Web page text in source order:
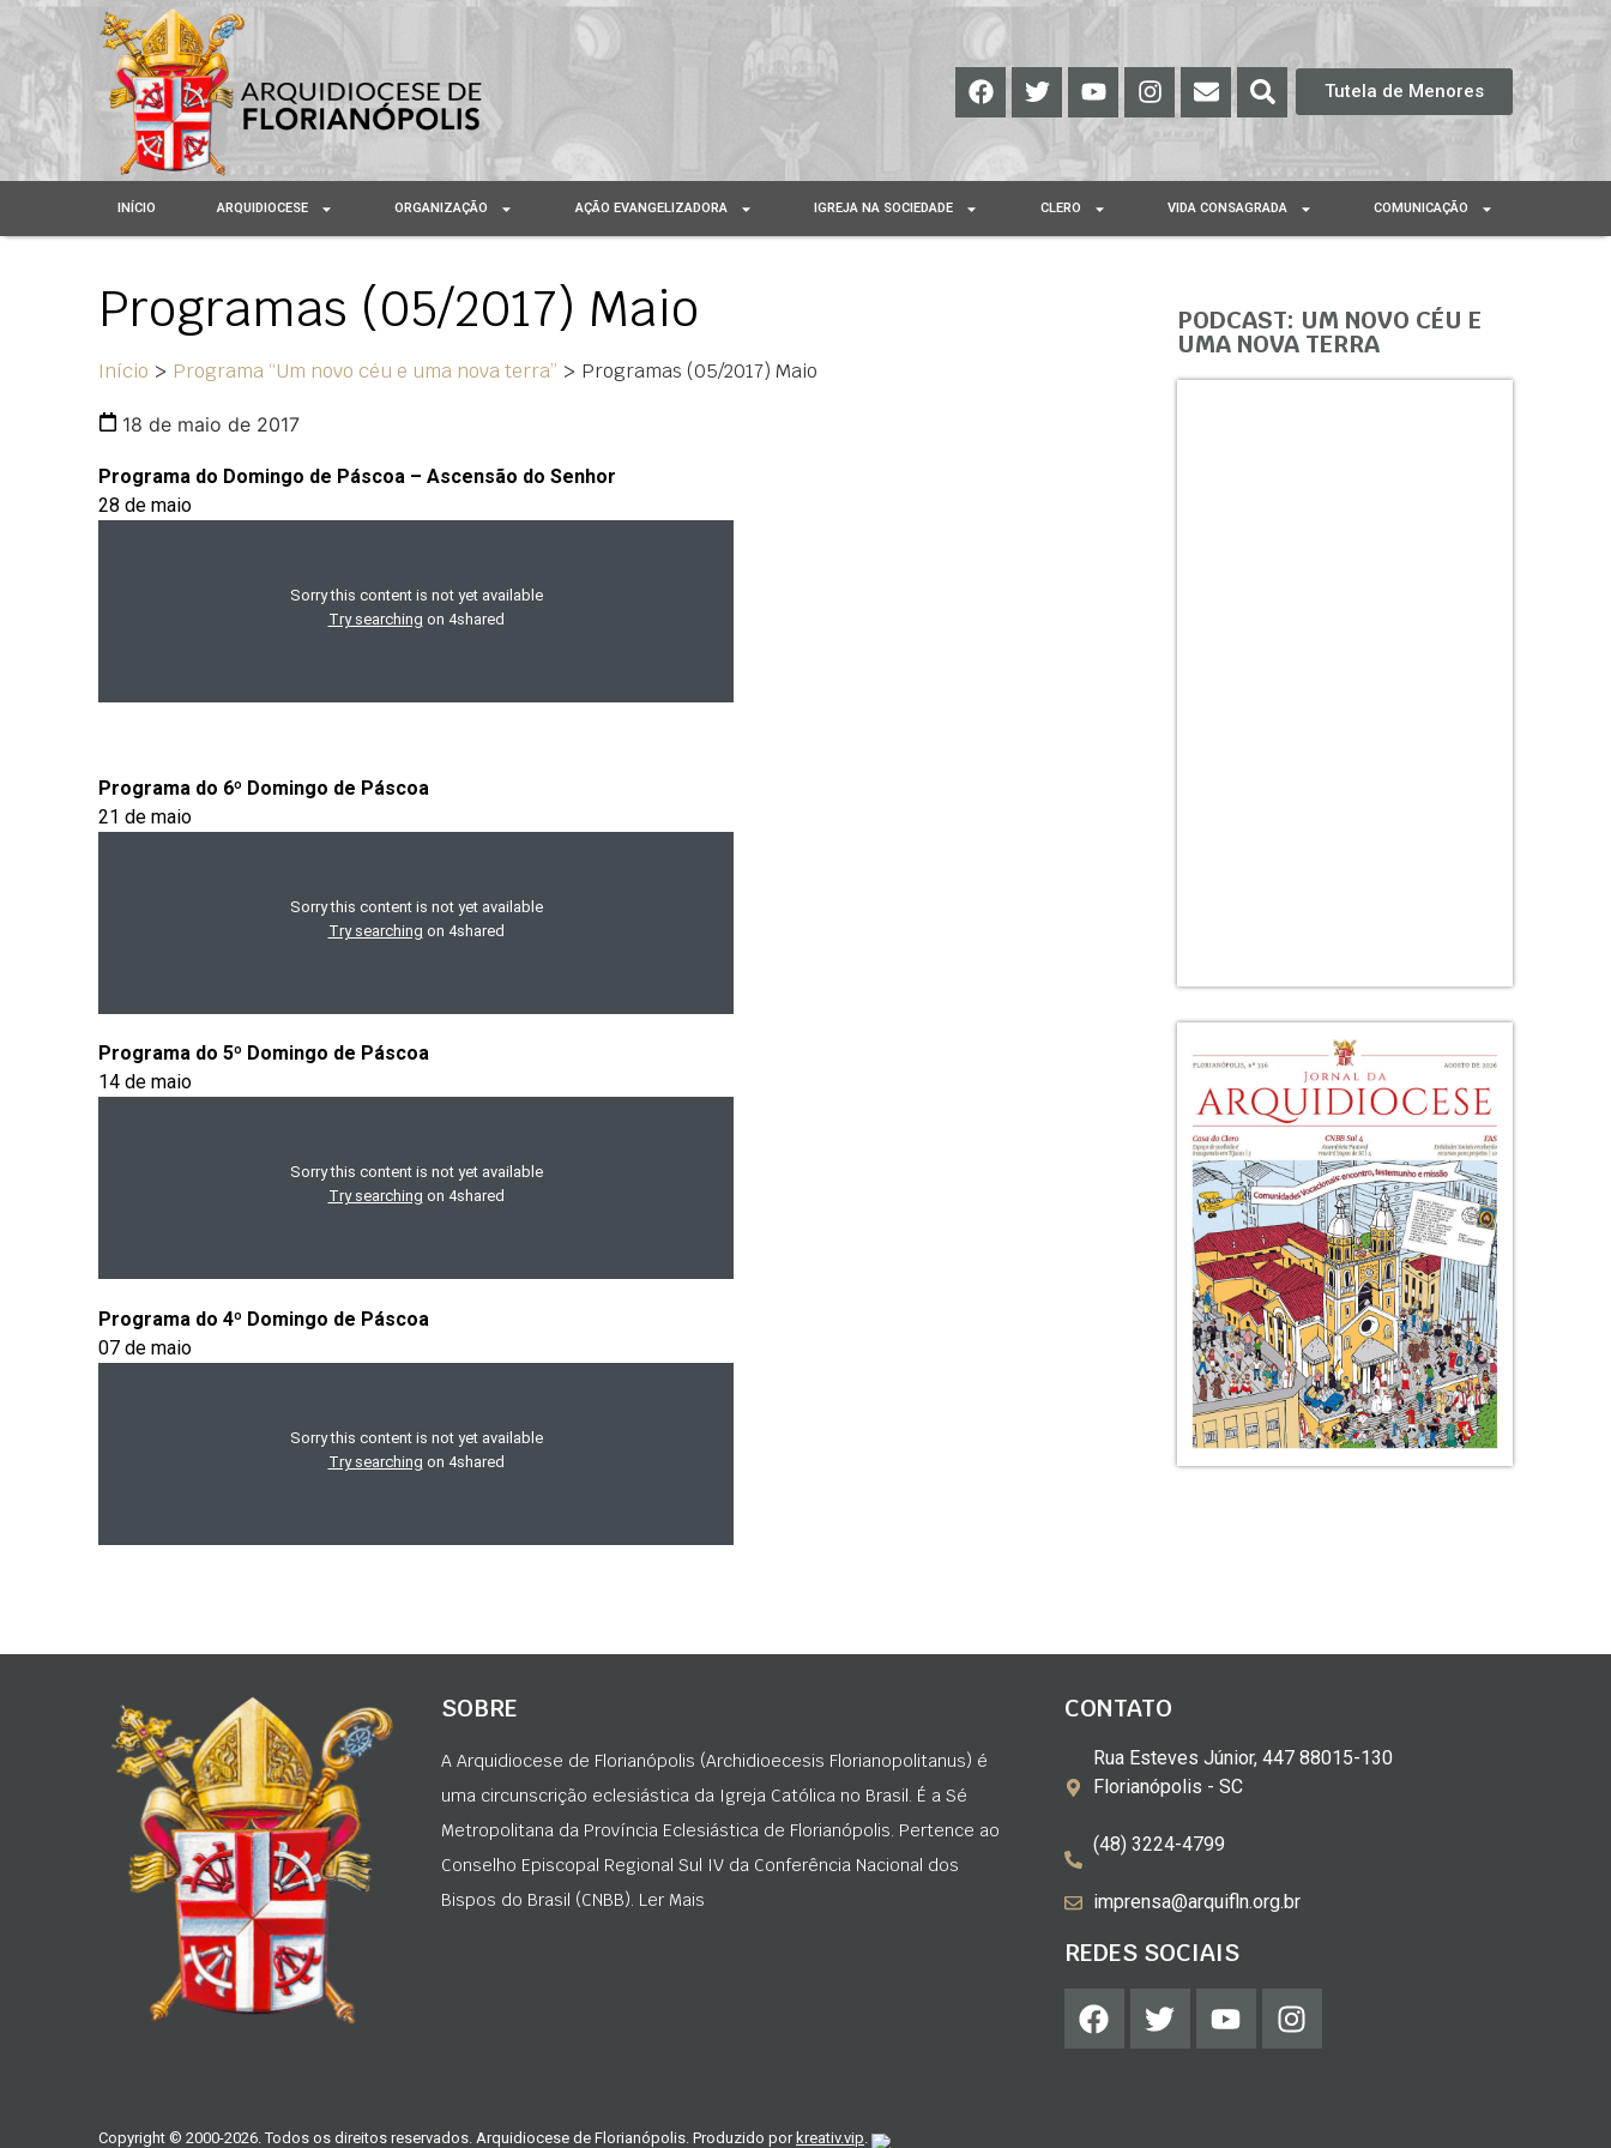
Tutela de Menores
INÍCIO ARQUIDIOCESE ORGANIZAÇÃO AÇÃO EVANGELIZADORA IGREJA NA SOCIEDADE CLERO VIDA CONSAGRADA COMUNICAÇÃO
Programas (05/2017) Maio
Início > Programa “Um novo céu e uma nova terra” > Programas (05/2017) Maio
18 de maio de 2017
Programa do Domingo de Páscoa – Ascensão do Senhor
28 de maio
Programa do 6º Domingo de Páscoa
21 de maio
Programa do 5º Domingo de Páscoa
14 de maio
Programa do 4º Domingo de Páscoa
07 de maio
PODCAST: UM NOVO CÉU E
UMA NOVA TERRA
SOBRE
A Arquidiocese de Florianópolis (Archidioecesis Florianopolitanus) é
uma circunscrição eclesiástica da Igreja Católica no Brasil. É a Sé
Metropolitana da Província Eclesiástica de Florianópolis. Pertence ao
Conselho Episcopal Regional Sul IV da Conferência Nacional dos
Bispos do Brasil (CNBB). Ler Mais
CONTATO
Rua Esteves Júnior, 447 88015-130
Florianópolis - SC
(48) 3224-4799
imprensa@arquifln.org.br
REDES SOCIAIS
Copyright © 2000-2026. Todos os direitos reservados. Arquidiocese de Florianópolis. Produzido por kreativ.vip.